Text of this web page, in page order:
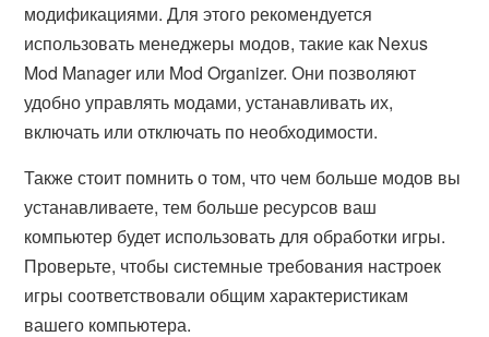
модификациями. Для этого рекомендуется
использовать менеджеры модов, такие как Nexus
Mod Manager или Mod Organizer. Они позволяют
удобно управлять модами, устанавливать их,
включать или отключать по необходимости.
Также стоит помнить о том, что чем больше модов вы
устанавливаете, тем больше ресурсов ваш
компьютер будет использовать для обработки игры.
Проверьте, чтобы системные требования настроек
игры соответствовали общим характеристикам
вашего компьютера.